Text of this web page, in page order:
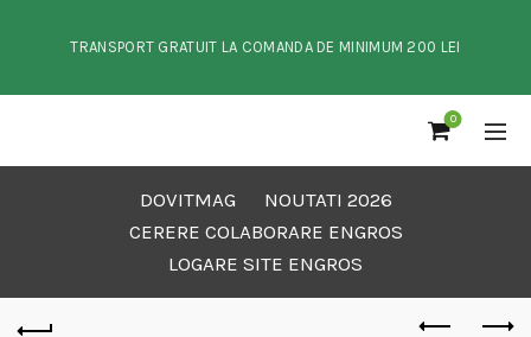
TRANSPORT GRATUIT LA COMANDA DE MINIMUM 200 LEI
0
DOVITMAG
NOUTATI 2026
CERERE COLABORARE ENGROS
LOGARE SITE ENGROS